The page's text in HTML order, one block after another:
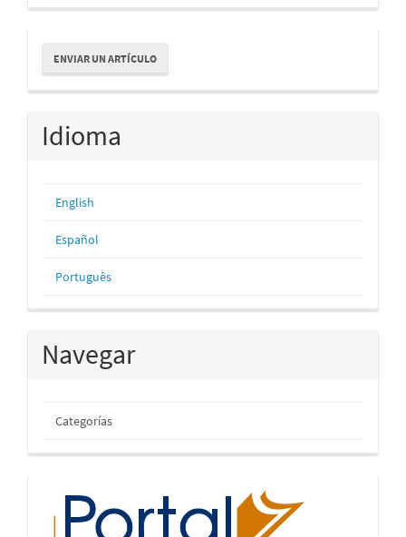
Enviar
un
artículo
ENVIAR UN ARTÍCULO
Idioma
English
Español
Português
Navegar
Categorías
inicio